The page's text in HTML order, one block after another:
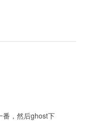
番，然后ghost下